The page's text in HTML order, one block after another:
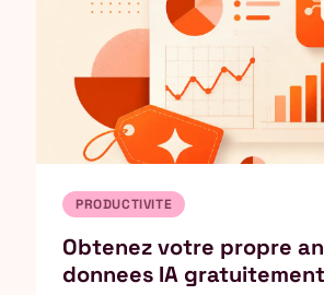
PRODUCTIVITE
Obtenez votre propre
donnees IA gratuitement